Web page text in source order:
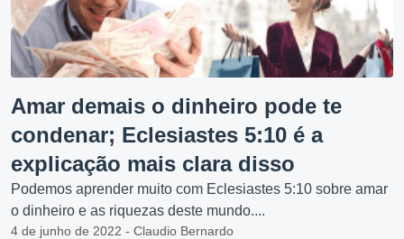
Amar demais o dinheiro pode te
condenar; Eclesiastes 5:10 é a
explicação mais clara disso
Podemos aprender muito com Eclesiastes 5:10 sobre amar
o dinheiro e as riquezas deste mundo....
4 de junho de 2022 - Claudio Bernardo